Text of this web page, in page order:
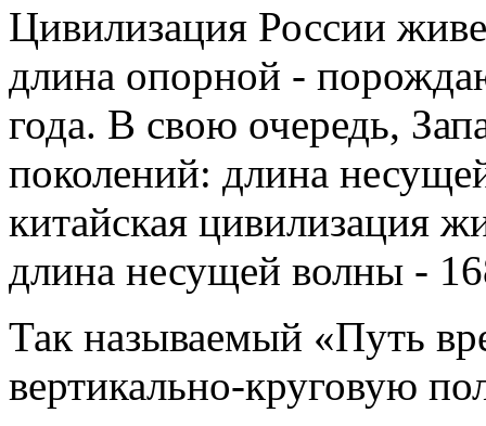
Цивилизация России
длина опорной -
года. В свою очередь,
поколений: длина
китайская цивилизация
длина несущей волны -
Так называемый «Путь
вертикально-круговую